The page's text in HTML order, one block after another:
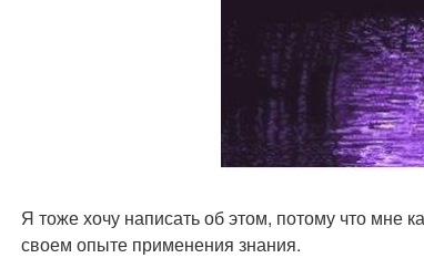
Я тоже хочу написать об этом, потому что мне
своем опыте применения знания.